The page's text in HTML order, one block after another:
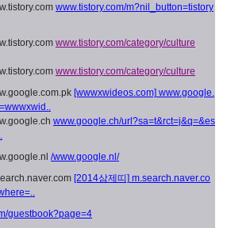
www.tistory.com/m?nil_button=tistory
www.tistory.com/category/culture
www.tistory.com/category/culture
[wwwxwideos.com] www.google.
www.google.ch/url?sa=t&rct=j&q=&es
/www.google.nl/
[2014삼제띠] m.search.naver.co
guestbook?page=4